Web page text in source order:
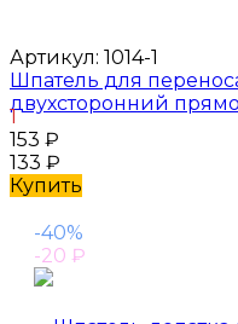
Артикул: 1014-1
Шпатель для
двухсторонний
1
153 ₽
133 ₽
Купить
-40%
-20 ₽